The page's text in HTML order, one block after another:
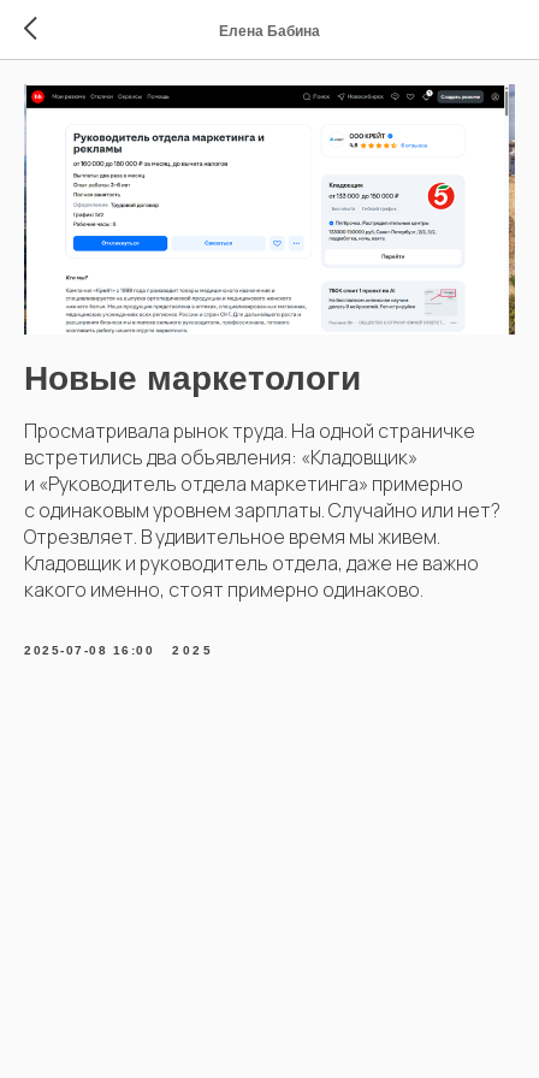
Елена Бабина
Новые маркетологи
Просматривала рынок труда. На одной страничке
встретились два объявления: «Кладовщик»
и «Руководитель отдела маркетинга» примерно
с одинаковым уровнем зарплаты. Случайно или нет?
Отрезвляет. В удивительное время мы живем.
Кладовщик и руководитель отдела, даже не важно
какого именно, стоят примерно одинаково.
2025-07-08 16:00 2025